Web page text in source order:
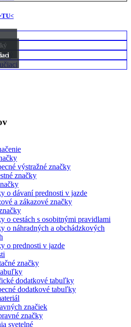
výstražné značky
značky
o dávaní prednosti v jazde
a zákazové značky
o cestách s osobitnými pravidlami
o náhradných a obchádzkových
o prednosti v jazde
značky
dodatkové tabuľky
dodatkové tabuľky
značiek
značky
svetelné